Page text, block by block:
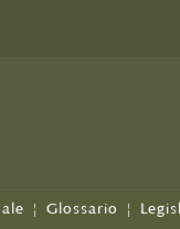
| Glossario |